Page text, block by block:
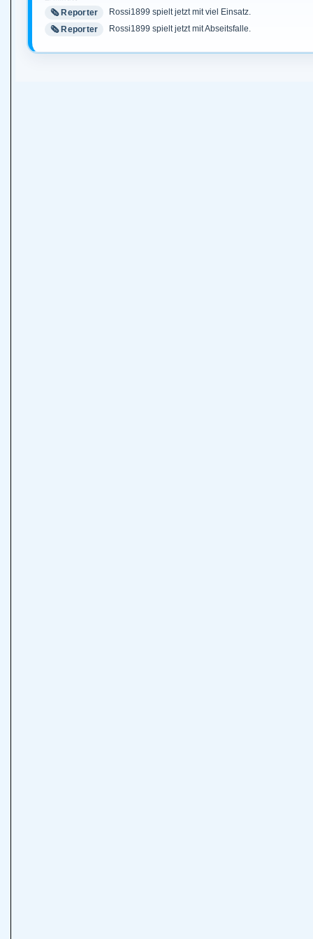
🗞️ Reporter
Rossi1899 spielt jetzt mit viel Einsatz.
🗞️ Reporter
Rossi1899 spielt jetzt mit Abseitsfalle.